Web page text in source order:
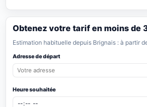
Obtenez votre tarif en moins de
Estimation habituelle depuis Brignais : à partir
Adresse de départ
Heure souhaitée